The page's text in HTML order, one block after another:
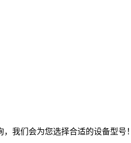
我们会为您选择合适的设备型号！